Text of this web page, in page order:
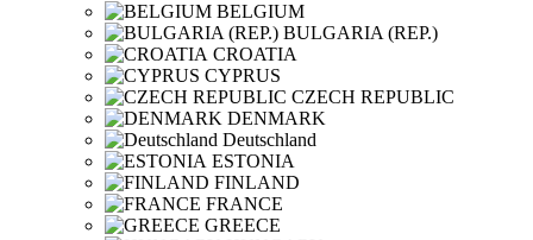
BELGIUM
BULGARIA (REP.)
CROATIA
CYPRUS
CZECH REPUBLIC
DENMARK
Deutschland
ESTONIA
FINLAND
FRANCE
GREECE